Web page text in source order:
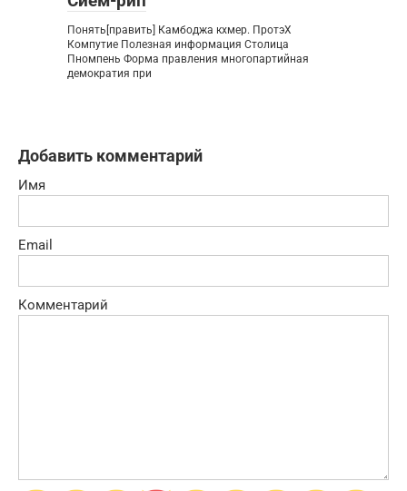
Понять[править] Камбоджа кхмер. ПротэХ
Компутие Полезная информация Столица
Пномпень Форма правления многопартийная
демократия при
Добавить комментарий
Имя
Email
Комментарий